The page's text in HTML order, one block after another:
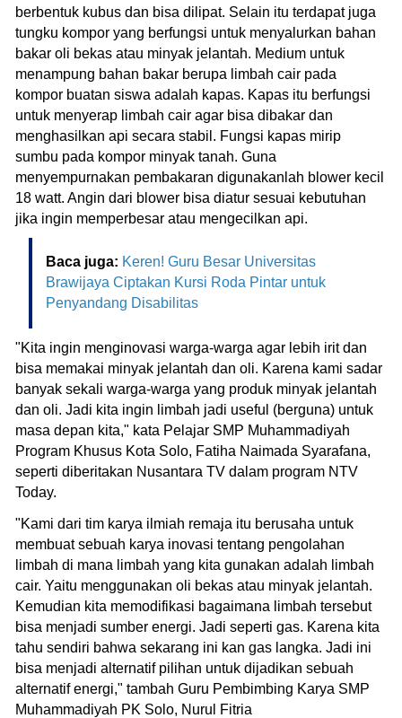
berbentuk kubus dan bisa dilipat. Selain itu terdapat juga
tungku kompor yang berfungsi untuk menyalurkan bahan
bakar oli bekas atau minyak jelantah. Medium untuk
menampung bahan bakar berupa limbah cair pada
kompor buatan siswa adalah kapas. Kapas itu berfungsi
untuk menyerap limbah cair agar bisa dibakar dan
menghasilkan api secara stabil. Fungsi kapas mirip
sumbu pada kompor minyak tanah. Guna
menyempurnakan pembakaran digunakanlah blower kecil
18 watt. Angin dari blower bisa diatur sesuai kebutuhan
jika ingin memperbesar atau mengecilkan api.
Baca juga: Keren! Guru Besar Universitas
Brawijaya Ciptakan Kursi Roda Pintar untuk
Penyandang Disabilitas
"Kita ingin menginovasi warga-warga agar lebih irit dan
bisa memakai minyak jelantah dan oli. Karena kami sadar
banyak sekali warga-warga yang produk minyak jelantah
dan oli. Jadi kita ingin limbah jadi useful (berguna) untuk
masa depan kita," kata Pelajar SMP Muhammadiyah
Program Khusus Kota Solo, Fatiha Naimada Syarafana,
seperti diberitakan Nusantara TV dalam program NTV
Today.
"Kami dari tim karya ilmiah remaja itu berusaha untuk
membuat sebuah karya inovasi tentang pengolahan
limbah di mana limbah yang kita gunakan adalah limbah
cair. Yaitu menggunakan oli bekas atau minyak jelantah.
Kemudian kita memodifikasi bagaimana limbah tersebut
bisa menjadi sumber energi. Jadi seperti gas. Karena kita
tahu sendiri bahwa sekarang ini kan gas langka. Jadi ini
bisa menjadi alternatif pilihan untuk dijadikan sebuah
alternatif energi," tambah Guru Pembimbing Karya SMP
Muhammadiyah PK Solo, Nurul Fitria